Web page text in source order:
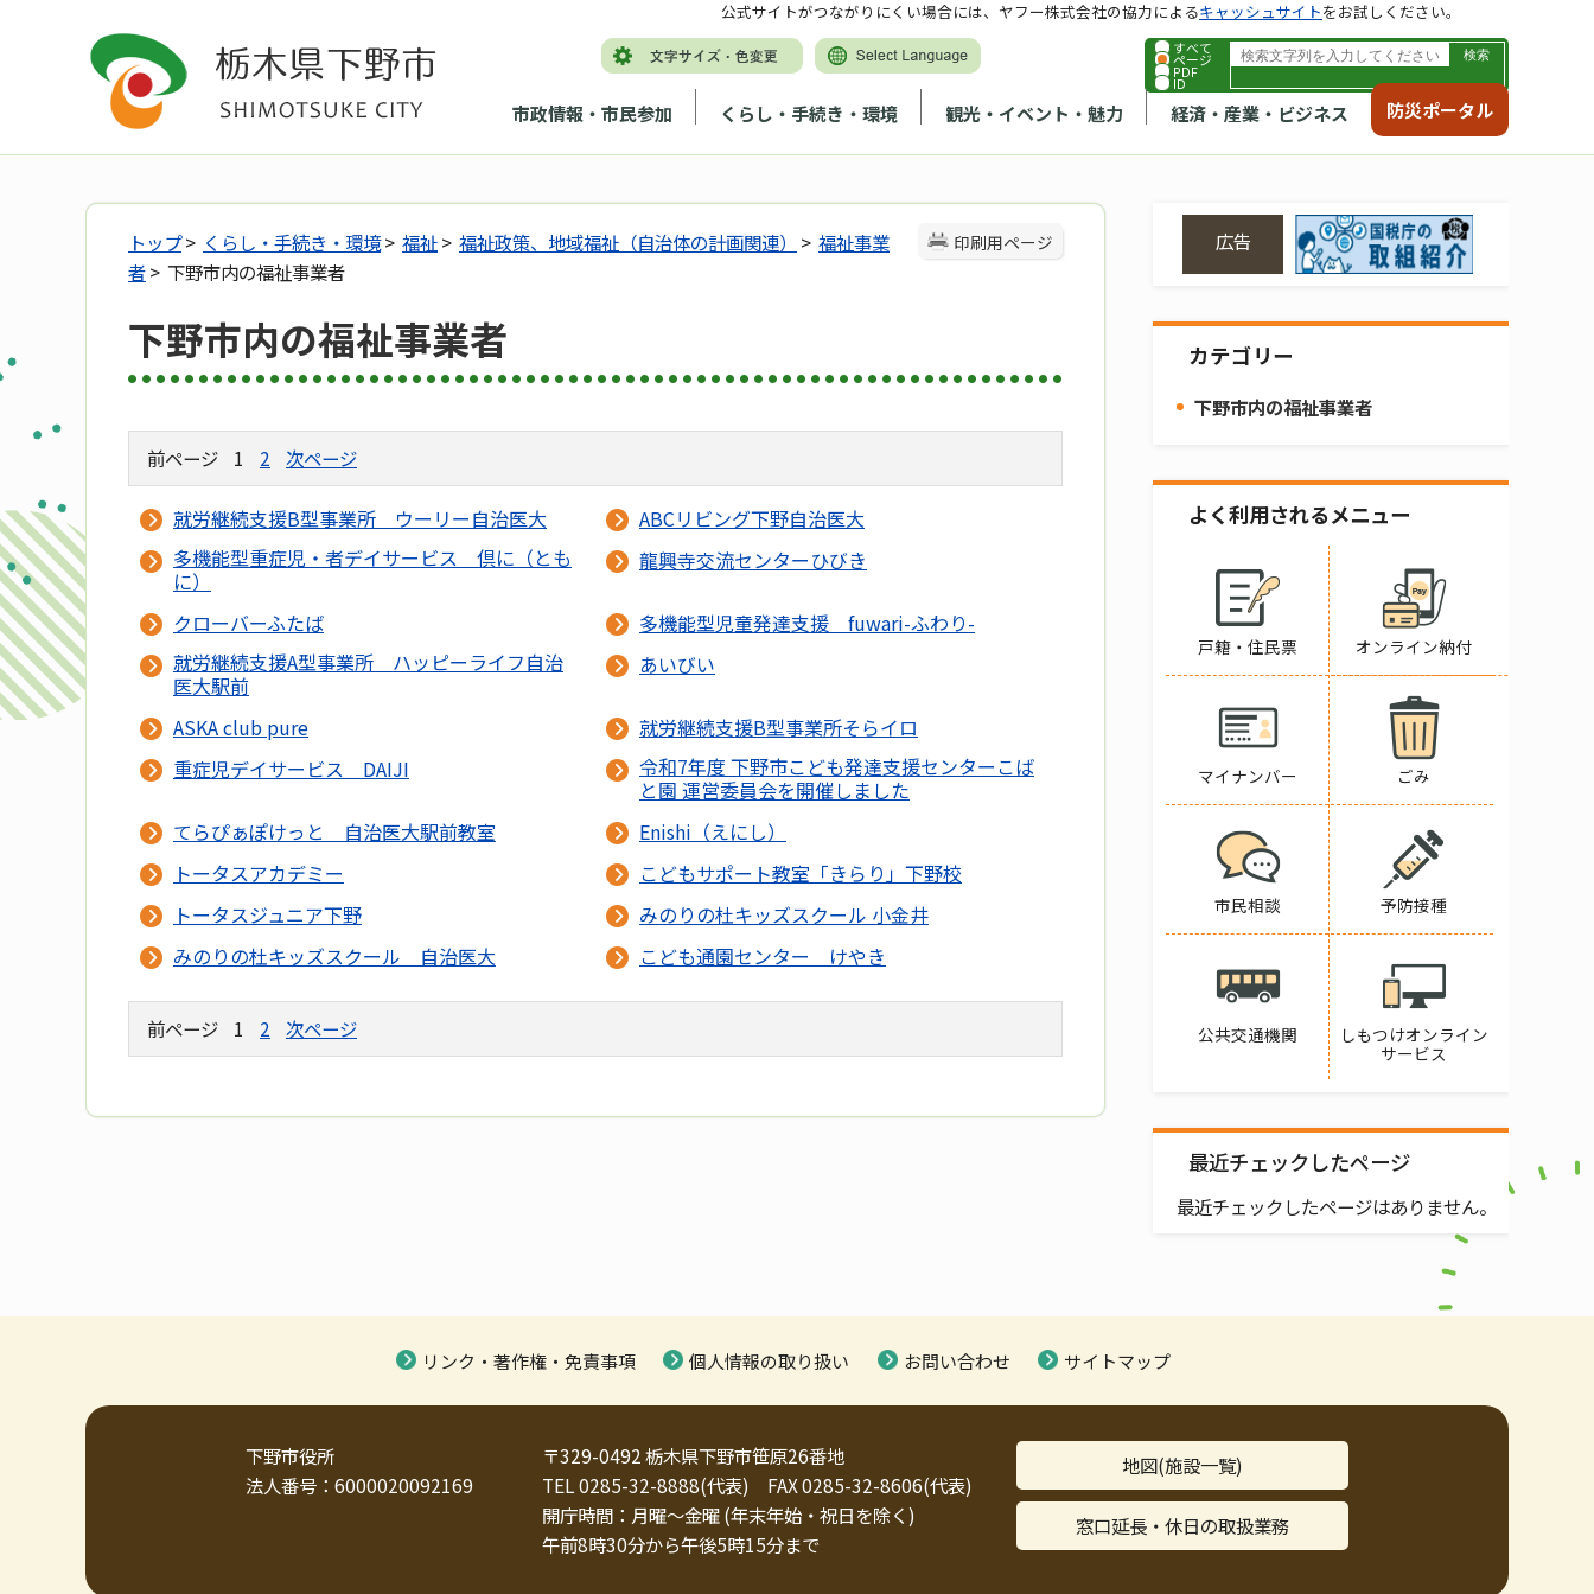
すべて
ページ
PDF
ID
市政情報・市民参加 くらし・手続き・環境 観光・イベント・魅力 経済・産業・ビジネス 防災ポータル
公式サイトがつながりにくい場合には、ヤフー株式会社の協力によるキャッシュサイトをお試しください。
印刷用ページ
トップ> くらし・手続き・環境> 福祉> 福祉政策、地域福祉（自治体の計画関連） > 福祉事業
者> 下野市内の福祉事業者
下野市内の福祉事業者
前ページ 1 2 次ページ
就労継続支援B型事業所 ウーリー自治医大
ABCリビング下野自治医大
多機能型重症児・者デイサービス 倶に（とも
に）
龍興寺交流センターひびき
クローバーふたば
多機能型児童発達支援 fuwari-ふわり-
就労継続支援A型事業所 ハッピーライフ自治
医大駅前
あいびい
ASKA club pure
就労継続支援B型事業所そらイロ
重症児デイサービス DAIJI
令和7年度 下野市こども発達支援センターこば
と園 運営委員会を開催しました
てらぴぁぽけっと 自治医大駅前教室
Enishi（えにし）
トータスアカデミー
こどもサポート教室「きらり」下野校
トータスジュニア下野
みのりの杜キッズスクール 小金井
みのりの杜キッズスクール 自治医大
こども通園センター けやき
前ページ 1 2 次ページ
広告
カテゴリー
下野市内の福祉事業者
よく利用されるメニュー
戸籍・住民票 オンライン納付
マイナンバー ごみ
市民相談 予防接種
公共交通機関
しもつけオンライン
サービス
最近チェックしたページ
最近チェックしたページはありません。
リンク・著作権・免責事項 個人情報の取り扱い お問い合わせ サイトマップ
下野市役所
法人番号：6000020092169
〒329-0492 栃木県下野市笹原26番地
TEL 0285-32-8888(代表) FAX 0285-32-8606(代表)
開庁時間：月曜～金曜 (年末年始・祝日を除く)
午前8時30分から午後5時15分まで
地図(施設一覧)
窓口延長・休日の取扱業務